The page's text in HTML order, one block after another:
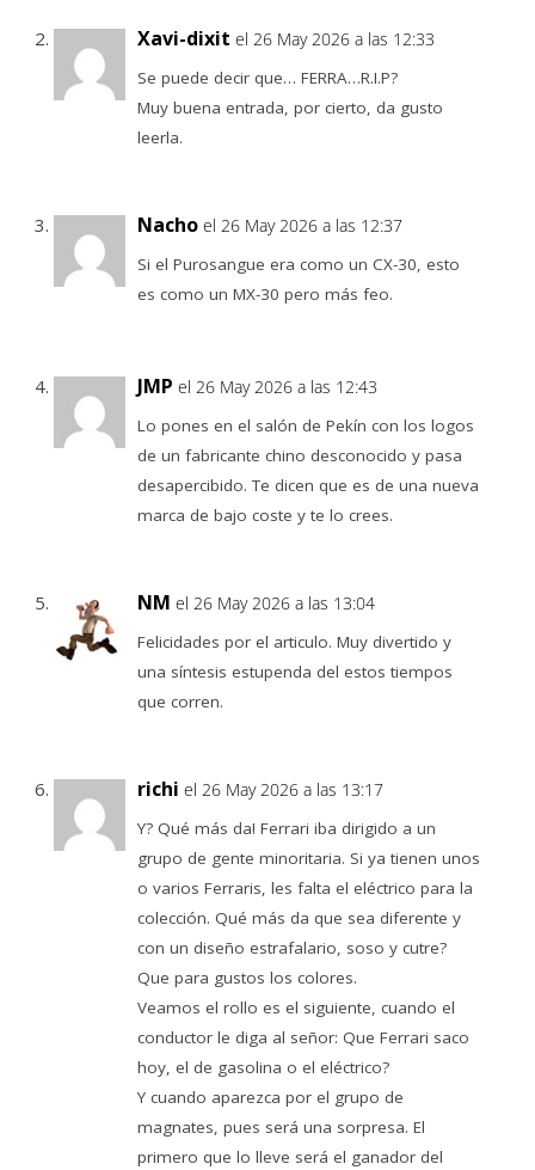
Xavi-dixit el 26 May 2026 a las 12:33
Se puede decir que… FERRA…R.I.P?
Muy buena entrada, por cierto, da gusto
leerla.
Nacho el 26 May 2026 a las 12:37
Si el Purosangue era como un CX-30, esto
es como un MX-30 pero más feo.
JMP el 26 May 2026 a las 12:43
Lo pones en el salón de Pekín con los logos
de un fabricante chino desconocido y pasa
desapercibido. Te dicen que es de una nueva
marca de bajo coste y te lo crees.
NM el 26 May 2026 a las 13:04
Felicidades por el articulo. Muy divertido y
una síntesis estupenda del estos tiempos
que corren.
richi el 26 May 2026 a las 13:17
Y? Qué más da! Ferrari iba dirigido a un
grupo de gente minoritaria. Si ya tienen unos
o varios Ferraris, les falta el eléctrico para la
colección. Qué más da que sea diferente y
con un diseño estrafalario, soso y cutre?
Que para gustos los colores.
Veamos el rollo es el siguiente, cuando el
conductor le diga al señor: Que Ferrari saco
hoy, el de gasolina o el eléctrico?
Y cuando aparezca por el grupo de
magnates, pues será una sorpresa. El
primero que lo lleve será el ganador del